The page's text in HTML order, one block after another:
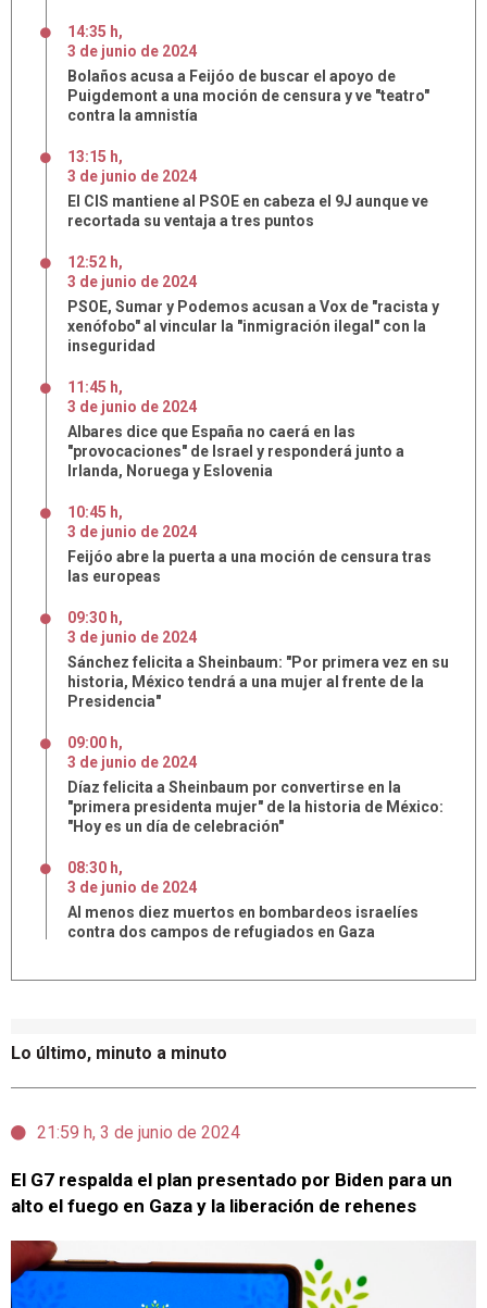
Lo último, minuto a minuto
21:59 h, 3 de junio de 2024
El G7 respalda el plan presentado por Biden para un
alto el fuego en Gaza y la liberación de rehenes
14:35 h,
3 de junio de 2024
Bolaños acusa a Feijóo de buscar el apoyo de
Puigdemont a una moción de censura y ve "teatro"
contra la amnistía
13:15 h,
3 de junio de 2024
El CIS mantiene al PSOE en cabeza el 9J aunque ve
recortada su ventaja a tres puntos
12:52 h,
3 de junio de 2024
PSOE, Sumar y Podemos acusan a Vox de "racista y
xenófobo" al vincular la "inmigración ilegal" con la
inseguridad
11:45 h,
3 de junio de 2024
Albares dice que España no caerá en las
"provocaciones" de Israel y responderá junto a
Irlanda, Noruega y Eslovenia
10:45 h,
3 de junio de 2024
Feijóo abre la puerta a una moción de censura tras
las europeas
09:30 h,
3 de junio de 2024
Sánchez felicita a Sheinbaum: "Por primera vez en su
historia, México tendrá a una mujer al frente de la
Presidencia"
09:00 h,
3 de junio de 2024
Díaz felicita a Sheinbaum por convertirse en la
"primera presidenta mujer" de la historia de México:
"Hoy es un día de celebración"
08:30 h,
3 de junio de 2024
Al menos diez muertos en bombardeos israelíes
contra dos campos de refugiados en Gaza